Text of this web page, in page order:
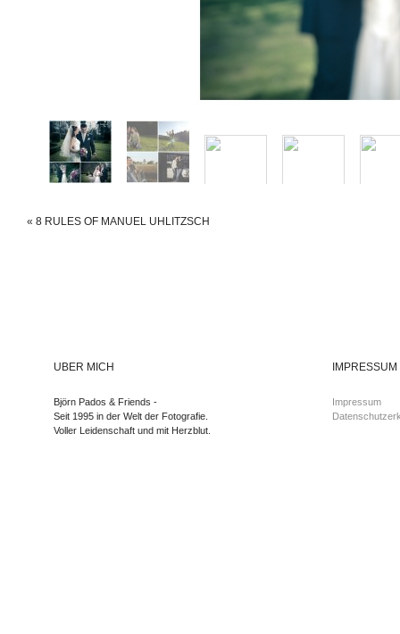
« 8 RULES OF MANUEL UHLITZSCH
ÜBER MICH
Björn Pados & Friends -
Seit 1995 in der Welt der Fotografie.
Voller Leidenschaft und mit Herzblut.
Impressum